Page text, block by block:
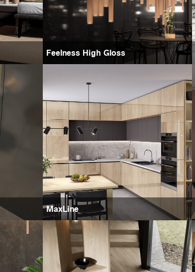
Feelness High Gloss
MaxLine